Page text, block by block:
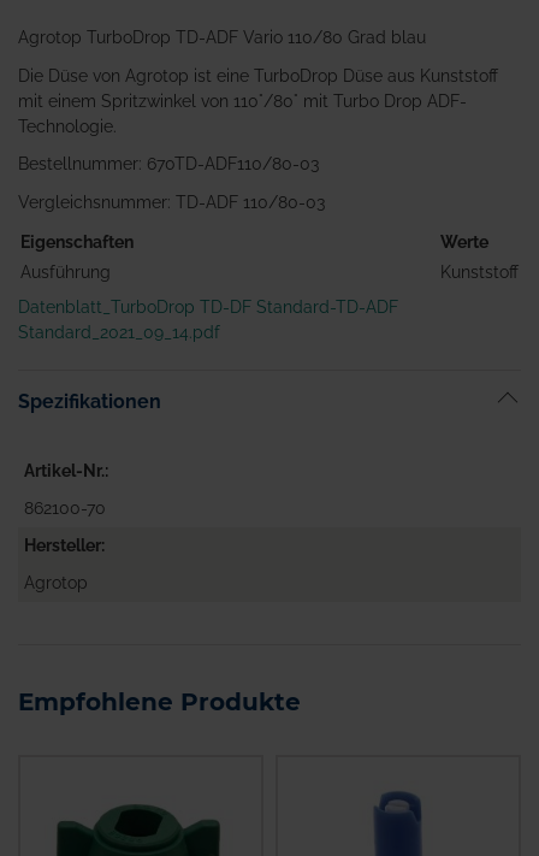
Agrotop TurboDrop TD-ADF Vario 110/80 Grad blau
Die Düse von Agrotop ist eine TurboDrop Düse aus Kunststoff
mit einem Spritzwinkel von 110°/80° mit Turbo Drop ADF-
Technologie.
Bestellnummer: 670TD-ADF110/80-03
Vergleichsnummer: TD-ADF 110/80-03
Eigenschaften
Werte
Ausführung
Kunststoff
Datenblatt_TurboDrop TD-DF Standard-TD-ADF
Standard_2021_09_14.pdf
Spezifikationen
Artikel-Nr.
862100-70
Hersteller
Agrotop
Empfohlene Produkte